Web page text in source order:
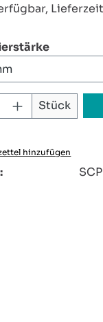
Anzahl:
Stück
hinzufügen